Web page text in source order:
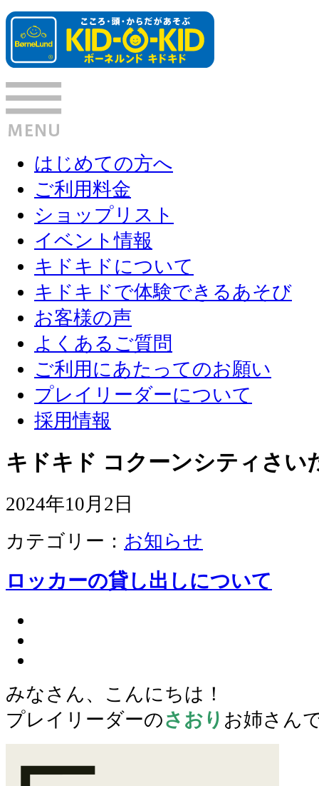
はじめての方へ
ご利用料金
ショップリスト
イベント情報
キドキドについて
キドキドで体験できるあそび
お客様の声
よくあるご質問
ご利用にあたってのお願い
プレイリーダーについて
採用情報
キドキド コクーンシティさい
2024年10月2日
カテゴリー： お知らせ
ロッカーの貸し出しについて
みなさん、こんにちは！
プレイリーダーのさおり お姉さん